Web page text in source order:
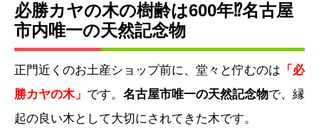
必勝カヤの木の樹齢は600年⁉名古屋
市内唯一の天然記念物
正門近くのお土産ショップ前に、堂々と佇むのは 「必
勝カヤの木」 です。 名古屋市唯一の天然記念物で、縁
起の良い木として大切にされてきた木です。